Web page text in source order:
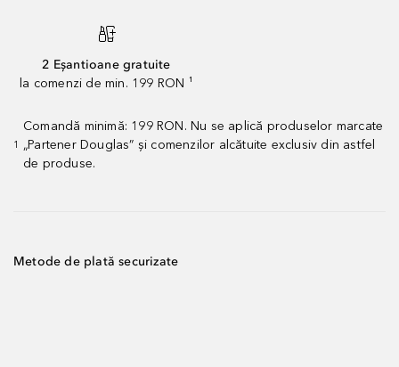
2 Eșantioane gratuite
la comenzi de min. 199 RON ¹
1
Comandă minimă: 199 RON. Nu se aplică produselor marcate
„Partener Douglas” și comenzilor alcătuite exclusiv din astfel
de produse.
Metode de plată securizate